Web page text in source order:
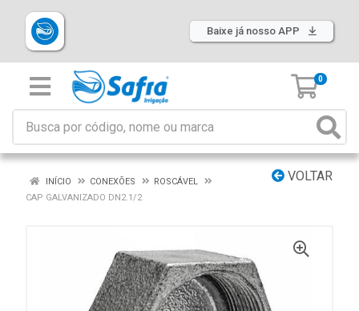
Baixe já nosso APP
0
VOLTAR
INÍCIO CONEXÕES
ROSCÁVEL
CAP GALVANIZADO DN2.1/2